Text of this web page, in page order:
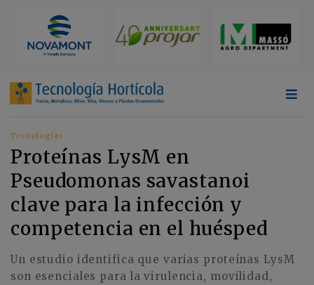
Tecnologías
Proteínas LysM en
Pseudomonas savastanoi
clave para la infección y
competencia en el huésped
Un estudio identifica que varias proteínas LysM
son esenciales para la virulencia, movilidad,